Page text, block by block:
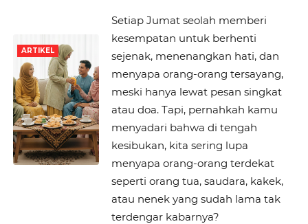
ARTIKEL
Setiap Jumat seolah memberi
kesempatan untuk berhenti
sejenak, menenangkan hati, dan
menyapa orang-orang tersayang,
meski hanya lewat pesan singkat
atau doa. Tapi, pernahkah kamu
menyadari bahwa di tengah
kesibukan, kita sering lupa
menyapa orang-orang terdekat
seperti orang tua, saudara, kakek,
atau nenek yang sudah lama tak
terdengar kabarnya?